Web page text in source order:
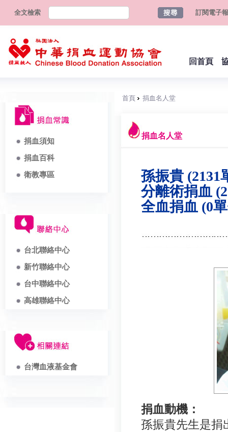
全文檢索 訂閱電子報
回首頁
捐血須知
捐血百科
衛教專區
台北聯絡中心
新竹聯絡中心
台中聯絡中心
高雄聯絡中心
台灣血液基金會
首頁 捐血名人堂
捐血名人堂
孫振貴 (2131
分離術捐血
全血捐血 (0
捐血動機：
孫振貴先生是捐